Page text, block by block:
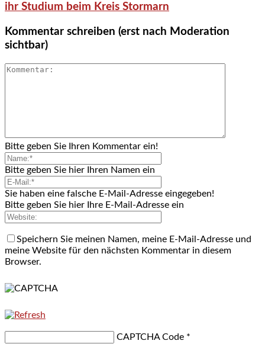
ihr Studium beim Kreis Stormarn
Kommentar schreiben (erst nach Moderation
sichtbar)
Bitte geben Sie Ihren Kommentar ein!
Bitte geben Sie hier Ihren Namen ein
Sie haben eine falsche E-Mail-Adresse eingegeben!
Bitte geben Sie hier Ihre E-Mail-Adresse ein
Speichern Sie meinen Namen, meine E-Mail-Adresse und
meine Website für den nächsten Kommentar in diesem
Browser.
CAPTCHA Code *